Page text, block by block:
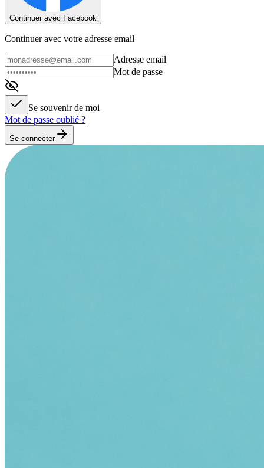
Continuer avec Facebook
Continuer avec votre adresse email
Adresse email
Mot de passe
Se souvenir de moi
Mot de passe oublié ?
Se connecter